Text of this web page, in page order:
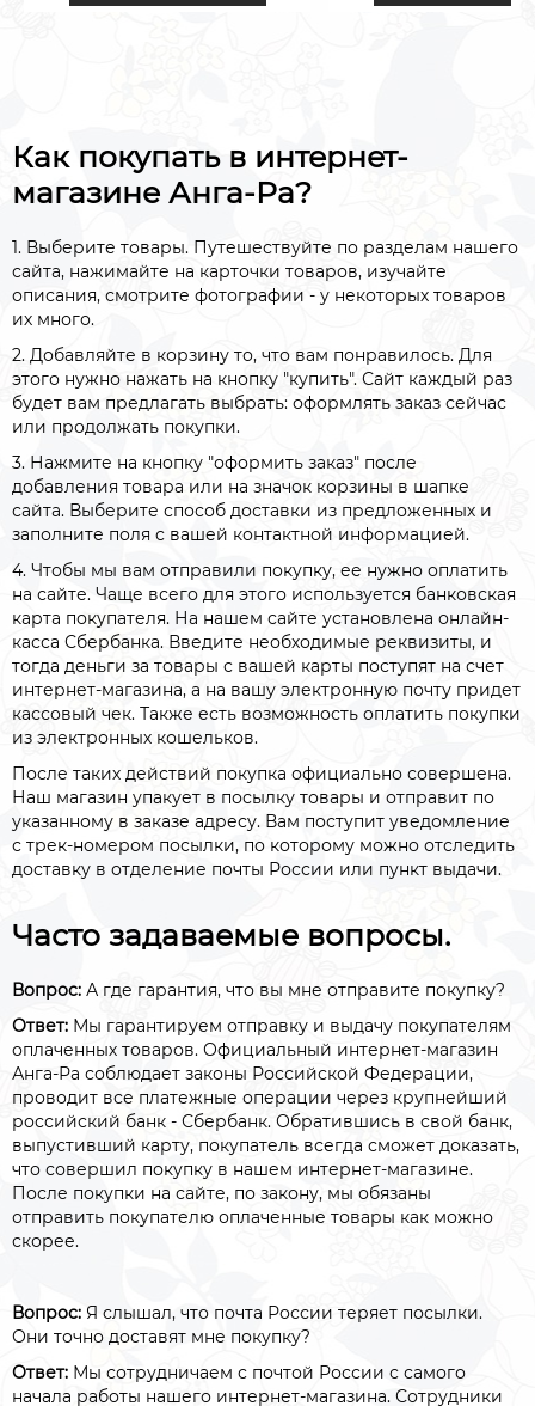
Как покупать в интернет-
магазине Анга-Ра?
1. Выберите товары. Путешествуйте по разделам нашего
сайта, нажимайте на карточки товаров, изучайте
описания, смотрите фотографии - у некоторых товаров
их много.
2. Добавляйте в корзину то, что вам понравилось. Для
этого нужно нажать на кнопку "купить". Сайт каждый раз
будет вам предлагать выбрать: оформлять заказ сейчас
или продолжать покупки.
3. Нажмите на кнопку "оформить заказ" после
добавления товара или на значок корзины в шапке
сайта. Выберите способ доставки из предложенных и
заполните поля с вашей контактной информацией.
4. Чтобы мы вам отправили покупку, ее нужно оплатить
на сайте. Чаще всего для этого используется банковская
карта покупателя. На нашем сайте установлена онлайн-
касса Сбербанка. Введите необходимые реквизиты, и
тогда деньги за товары с вашей карты поступят на счет
интернет-магазина, а на вашу электронную почту придет
кассовый чек. Также есть возможность оплатить покупки
из электронных кошельков.
После таких действий покупка официально совершена.
Наш магазин упакует в посылку товары и отправит по
указанному в заказе адресу. Вам поступит уведомление
с трек-номером посылки, по которому можно отследить
доставку в отделение почты России или пункт выдачи.
Часто задаваемые вопросы.
Вопрос: А где гарантия, что вы мне отправите покупку?
Ответ: Мы гарантируем отправку и выдачу покупателям
оплаченных товаров. Официальный интернет-магазин
Анга-Ра соблюдает законы Российской Федерации,
проводит все платежные операции через крупнейший
российский банк - Сбербанк. Обратившись в свой банк,
выпустивший карту, покупатель всегда сможет доказать,
что совершил покупку в нашем интернет-магазине.
После покупки на сайте, по закону, мы обязаны
отправить покупателю оплаченные товары как можно
скорее.
Вопрос: Я слышал, что почта России теряет посылки.
Они точно доставят мне покупку?
Ответ: Мы сотрудничаем с почтой России с самого
начала работы нашего интернет-магазина. Сотрудники